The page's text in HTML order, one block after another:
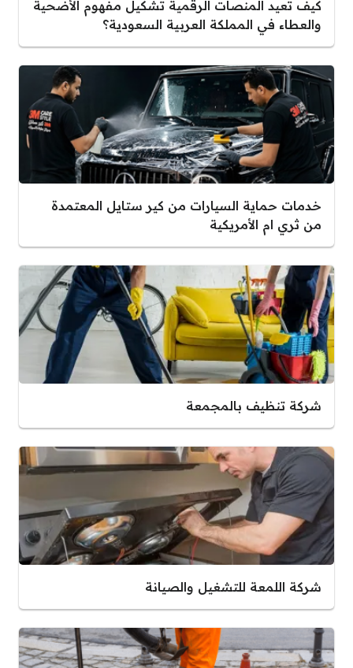
كيف تعيد المنصات الرقمية تشكيل مفهوم الأضحية
والعطاء في المملكة العربية السعودية؟
خدمات حماية السيارات من كير ستايل المعتمدة
من ثري ام الأمريكية
شركة تنظيف بالمجمعة
شركة اللمعة للتشغيل والصيانة